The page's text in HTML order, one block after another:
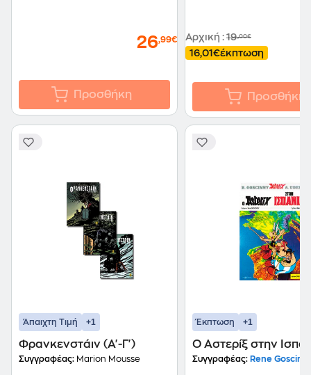
26,99€
Προσθήκη
Αρχική : 19,00€
16,01€έκπτωση
Προσθήκη
Άπαιχτη Τιμή +1
Φρανκενστάιν (Α'-Γ')
Συγγραφέας: Marion Mousse
Έκπτωση +1
Ο Αστερίξ στην
Συγγραφέας: Rene